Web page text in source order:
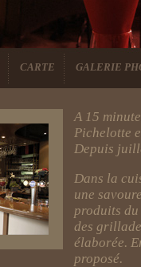
CARTE GALERIE
A 15
Pichelotte
Depuis
Dans la
une
produits
des
élaborée.
proposé.